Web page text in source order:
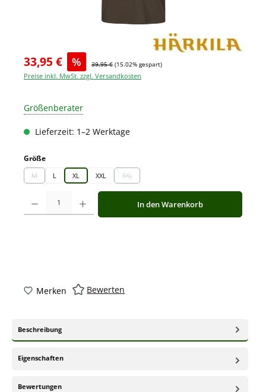
33,95 € % 39,95 € (15.02% gespart)
Preise inkl. MwSt. zzgl. Versandkosten
Größenberater
Lieferzeit: 1–2 Werktage
Größeauswählen
M
(Diese Option ist zurzeit nicht verfügbar.)
L XL XXL 3XL
(Diese Option ist zurzeit nicht verfügbar.)
Produkt Anzahl: Gib den gewünschten Wert ein oder benutze die
In den Warenkorb
Merken Bewerten
Beschreibung
Eigenschaften
Bewertungen